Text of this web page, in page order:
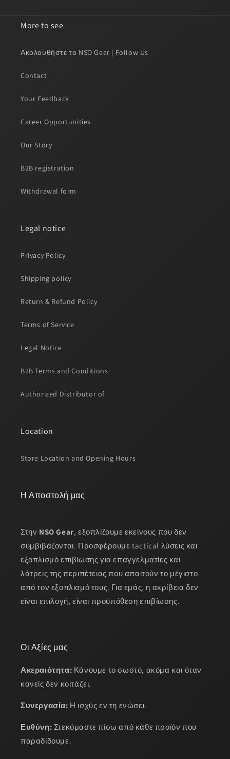
More to see
Ακολουθήστε το NSO Gear | Follow Us
Contact
Your Feedback
Career Opportunities
Our Story
B2B registration
Withdrawal form
Legal notice
Privacy Policy
Shipping policy
Return & Refund Policy
Terms of Service
Legal Notice
B2B Terms and Conditions
Authorized Distributor of
Location
Store Location and Opening Hours
Η Αποστολή μας
Στην NSO Gear, εξοπλίζουμε εκείνους που δεν
συμβιβάζονται. Προσφέρουμε tactical λύσεις και
εξοπλισμό επιβίωσης για επαγγελματίες και
λάτρεις της περιπέτειας που απαιτούν το μέγιστο
από τον εξοπλισμό τους. Για εμάς, η ακρίβεια δεν
είναι επιλογή, είναι προϋπόθεση επιβίωσης.
Οι Αξίες μας
Ακεραιότητα: Κάνουμε το σωστό, ακόμα και όταν
κανείς δεν κοιτάζει.
Συνεργασία: Η ισχύς εν τη ενώσει.
Ευθύνη: Στεκόμαστε πίσω από κάθε προϊόν που
παραδίδουμε.